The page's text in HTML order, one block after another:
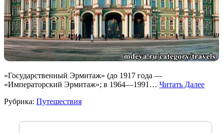
«Государственный Эрмитаж» (до 1917 года —
«Императорский Эрмитаж»; в 1964—1991… Читать Далее
Рубрика: Путешествия